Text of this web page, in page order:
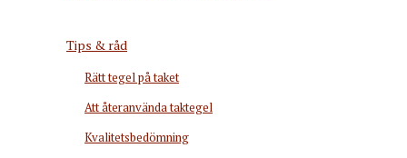
Tips & råd
Rätt tegel på taket
Att återanvända taktegel
Kvalitetsbedömning